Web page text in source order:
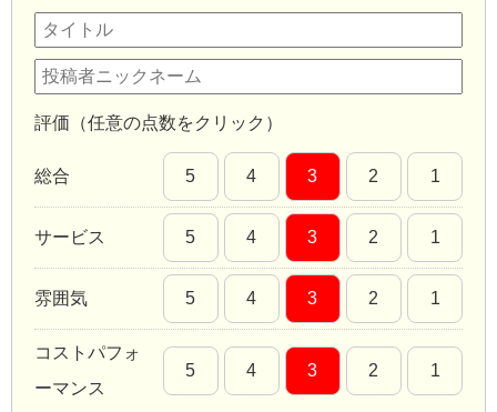
評価（任意の点数をクリック）
総合 5 4 3 2 1
サービス 5 4 3 2 1
雰囲気 5 4 3 2 1
コストパフォ
ーマンス
5 4 3 2 1